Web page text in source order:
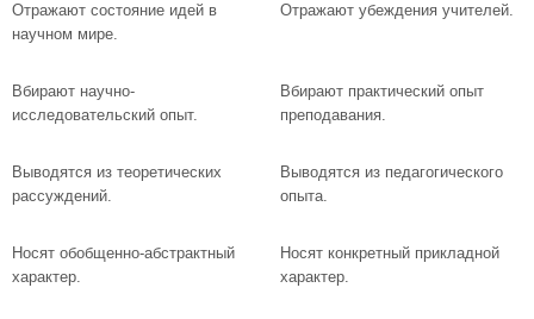
Отражают состояние идей в
научном мире.
Отражают убеждения учителей.
Вбирают научно-
исследовательский опыт.
Вбирают практический опыт
преподавания.
Выводятся из теоретических
рассуждений.
Выводятся из педагогического
опыта.
Носят обобщенно-абстрактный
характер.
Носят конкретный прикладной
характер.